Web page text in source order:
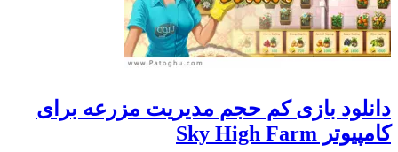
دانلود بازی کم حجم مدیریت مزرعه برای
کامپیوتر Sky High Farm